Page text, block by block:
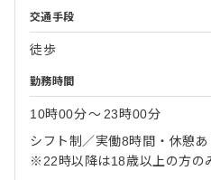
交通手段
徒歩
勤務時間
10時00分〜 23時00分
シフト制／実働8時間・休憩あ
※22時以降は18歳以上の方の